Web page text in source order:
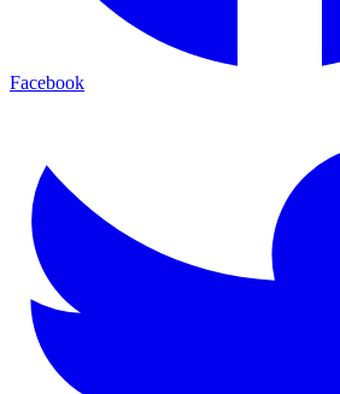
Facebook